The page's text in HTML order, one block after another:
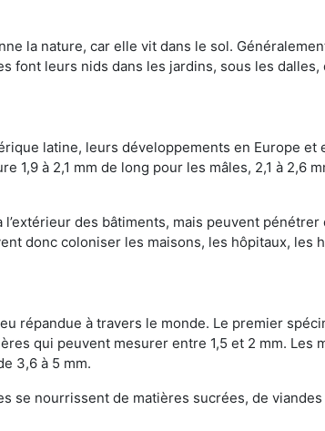
la nature, car elle vit dans le sol.
font leurs nids dans les jardins, sous les dalles,
latine, leurs développements en Europe et
1,9 à 2,1 mm de long pour les mâles, 2,1 à 2,6
des bâtiments, mais peuvent
donc coloniser les maisons, les hôpitaux,
répandue à travers le monde. Le premier
qui peuvent mesurer entre 1,5 et 2 mm. Les
3,6 à 5 mm.
nourrissent de matières sucrées, de viandes